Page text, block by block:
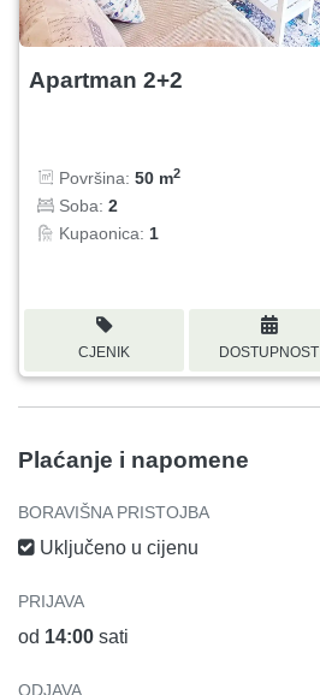
Apartman 2+2
Površina: 50 m2
Soba: 2
Kupaonica: 1
CJENIK DOSTUPNOST
Plaćanje i napomene
BORAVIŠNA PRISTOJBA
Uključeno u cijenu
PRIJAVA
od 14:00 sati
ODJAVA